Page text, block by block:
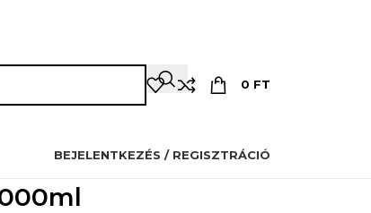
0 FT
BEJELENTKEZÉS / REGISZTRÁCIÓ